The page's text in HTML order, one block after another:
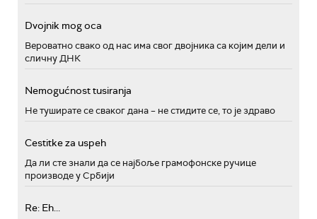
Dvojnik mog oca
Вероватно свако од нас има свог двојника са којим дели и
сличну ДНК
Nemogućnost tusiranja
Не туширате се сваког дана – не стидите се, то је здраво
Cestitke za uspeh
Да ли сте знали да се најбоље грамофонске ручице
производе у Србији
Re: Eh...